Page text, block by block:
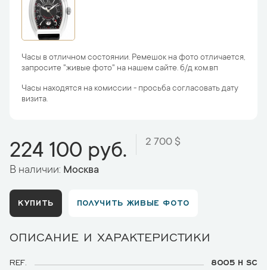
Часы в отличном состоянии. Ремешок на фото отличается,
запросите "живые фото" на нашем сайте. б/д ком.вп
Часы находятся на комиссии - просьба согласовать дату
визита.
224 100 руб. 2 700 $
В наличии: Москва
КУПИТЬ ПОЛУЧИТЬ ЖИВЫЕ ФОТО
ОПИСАНИЕ И ХАРАКТЕРИСТИКИ
REF.
8005 H SC